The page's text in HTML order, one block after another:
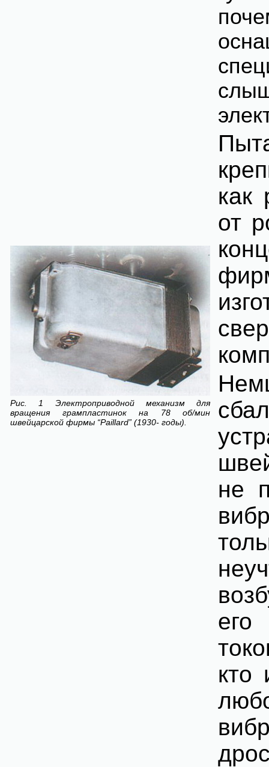
Рис. 1
Электроприводной механизм для
вращения грампластинок на 78 об/мин
швейцарской фирмы “Paillard” (1930- годы).
как
от
не
кто